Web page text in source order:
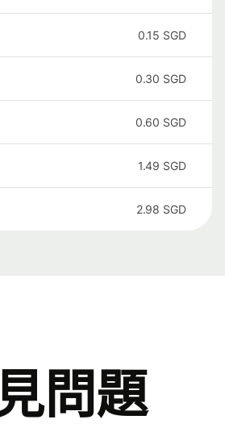
0.15 SGD
0.30 SGD
0.60 SGD
1.49 SGD
2.98 SGD
問題